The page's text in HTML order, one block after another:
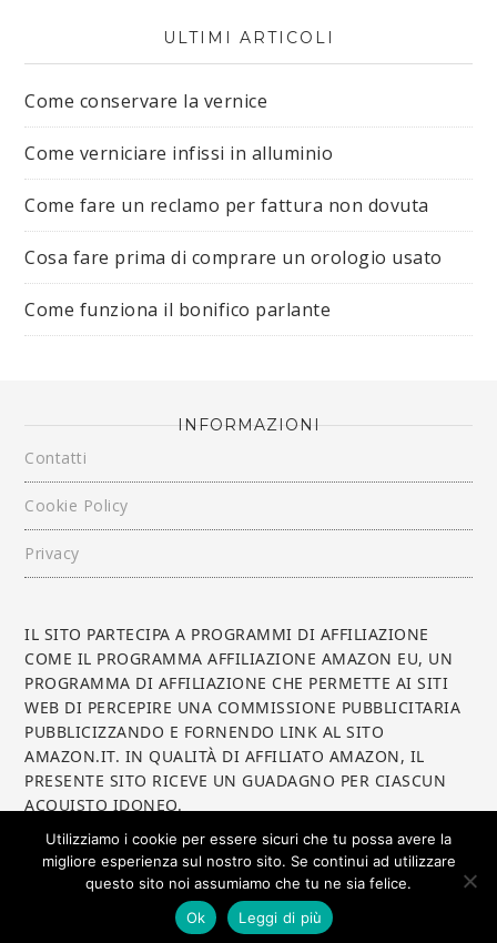
ULTIMI ARTICOLI
Come conservare la vernice
Come verniciare infissi in alluminio
Come fare un reclamo per fattura non dovuta
Cosa fare prima di comprare un orologio usato
Come funziona il bonifico parlante
INFORMAZIONI
Contatti
Cookie Policy
Privacy
IL SITO PARTECIPA A PROGRAMMI DI AFFILIAZIONE
COME IL PROGRAMMA AFFILIAZIONE AMAZON EU, UN
PROGRAMMA DI AFFILIAZIONE CHE PERMETTE AI SITI
WEB DI PERCEPIRE UNA COMMISSIONE PUBBLICITARIA
PUBBLICIZZANDO E FORNENDO LINK AL SITO
AMAZON.IT. IN QUALITÀ DI AFFILIATO AMAZON, IL
PRESENTE SITO RICEVE UN GUADAGNO PER CIASCUN
ACQUISTO IDONEO.
Utilizziamo i cookie per essere sicuri che tu possa avere la
migliore esperienza sul nostro sito. Se continui ad utilizzare
questo sito noi assumiamo che tu ne sia felice.
Ok
Leggi di più